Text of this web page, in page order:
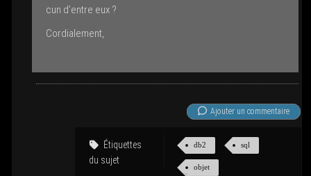
cun d’entre eux ?
Cor­dia­le­ment,
Ajou­ter un com­men­taire
Éti­quettes
du sujet
db2 sql
objet